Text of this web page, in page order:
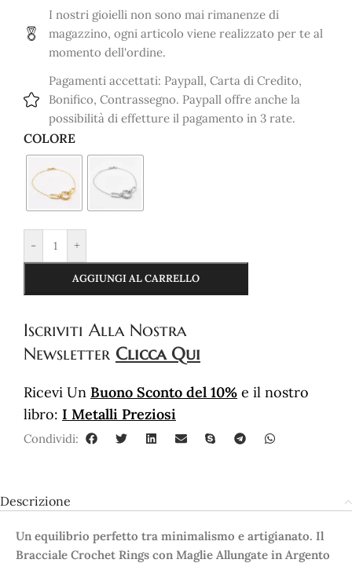
I nostri gioielli non sono mai rimanenze di
magazzino, ogni articolo viene realizzato per te al
momento dell'ordine.
Pagamenti accettati: Paypall, Carta di Credito,
Bonifico, Contrassegno. Paypall offre anche la
possibilità di effetture il pagamento in 3 rate.
COLORE
- +
AGGIUNGI AL CARRELLO
Iscriviti Alla Nostra
Newsletter Clicca Qui
Ricevi Un Buono Sconto del 10% e il nostro
libro: I Metalli Preziosi
Condividi:
Descrizione
Un equilibrio perfetto tra minimalismo e artigianato. Il
Bracciale Crochet Rings con Maglie Allungate in Argento